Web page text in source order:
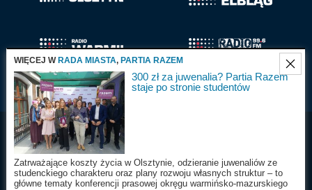
Radio Olsztyn S.A.
WIĘCEJ WRADA MIASTA, PARTIA RAZEM
300 zł za juwenalia? Partia Razem
staje po stronie studentów
Zatrważające koszty życia w Olsztynie, odzieranie juwenaliów ze
studenckiego charakteru oraz plany rozwoju własnych struktur – to
główne tematy konferencji prasowej okręgu warmińsko-mazurskiego